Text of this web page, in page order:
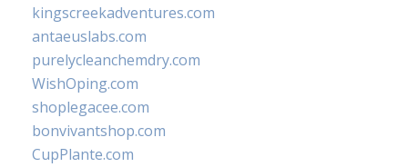
kingscreekadventures.com
antaeuslabs.com
purelycleanchemdry.com
WishOping.com
shoplegacee.com
bonvivantshop.com
CupPlante.com